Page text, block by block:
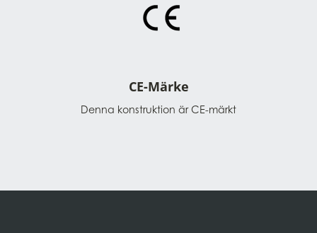
CE-Märke
Denna konstruktion är CE-märkt